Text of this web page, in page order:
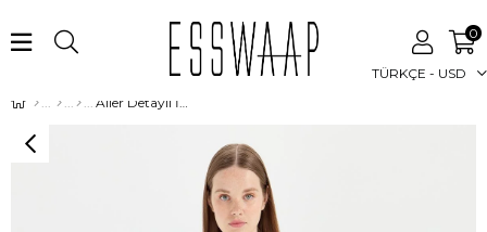
TÜRKÇE - USD
0
Aller Detaylı İnce Kemerli Yelek Pantolon Takım Taş